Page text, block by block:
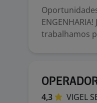
trabalhamos
4,3 VIGEL